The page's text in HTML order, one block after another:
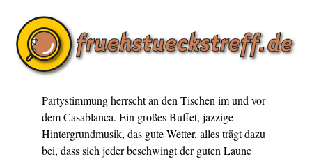
Partystimmung herrscht an den Tischen im und vor
dem Casablanca. Ein großes Buffet, jazzige
Hintergrundmusik, das gute Wetter, alles trägt dazu
bei, dass sich jeder beschwingt der guten Laune